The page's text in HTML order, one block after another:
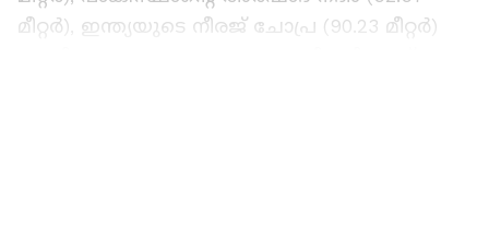
മീറ്റര്‍), ഇന്ത്യയുടെ നീരജ് ചോപ്ര (90.23 മീറ്റര്‍)